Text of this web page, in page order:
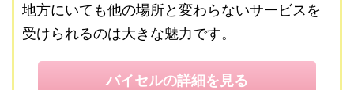
地方にいても他の場所と変わらないサービスを
受けられるのは大きな魅力です。
バイセルの詳細を見る